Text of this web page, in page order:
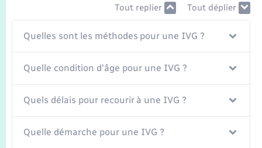
Tout replier Tout déplier
Quelles sont les méthodes pour une IVG ?
Quelle condition d'âge pour une IVG ?
Quels délais pour recourir à une IVG ?
Quelle démarche pour une IVG ?